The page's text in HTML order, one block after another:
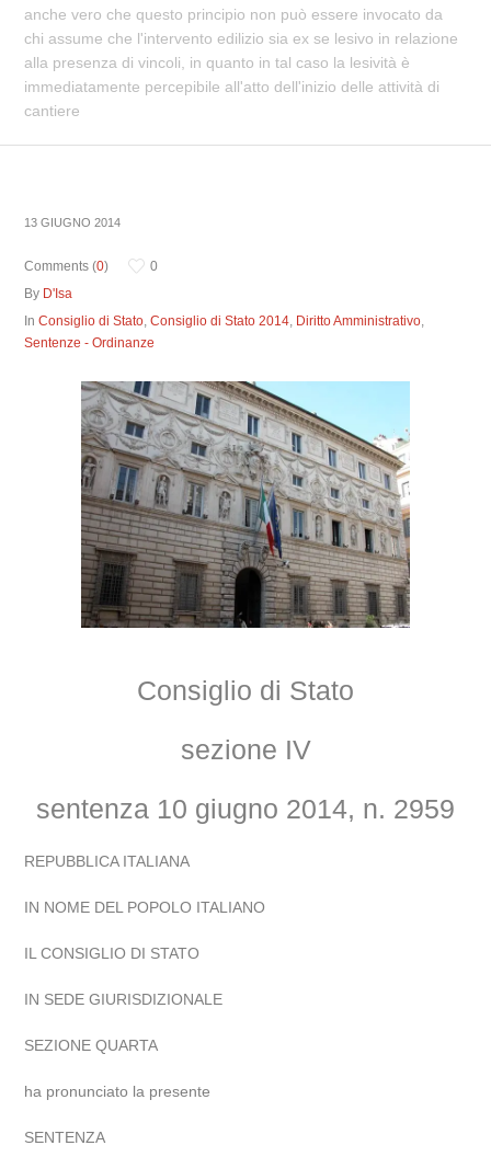
anche vero che questo principio non può essere invocato da
chi assume che l'intervento edilizio sia ex se lesivo in relazione
alla presenza di vincoli, in quanto in tal caso la lesività è
immediatamente percepibile all'atto dell'inizio delle attività di
cantiere
13 GIUGNO 2014
Comments (0)
0
By D'Isa
InConsiglio di Stato,Consiglio di Stato 2014, Diritto Amministrativo,
Sentenze - Ordinanze
Consiglio di Stato
sezione IV
sentenza 10 giugno 2014, n. 2959
REPUBBLICA ITALIANA
IN NOME DEL POPOLO ITALIANO
IL CONSIGLIO DI STATO
IN SEDE GIURISDIZIONALE
SEZIONE QUARTA
ha pronunciato la presente
SENTENZA